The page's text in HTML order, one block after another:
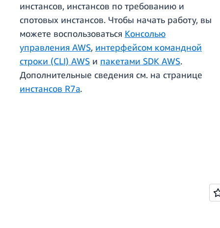
инстансов, инстансов по требованию и
спотовых инстансов. Чтобы начать работу, вы
можете воспользоваться Консолью
управления AWS, интерфейсом командной
строки (CLI) AWS и пакетами SDK AWS.
Дополнительные сведения см. на странице
инстансов R7a.